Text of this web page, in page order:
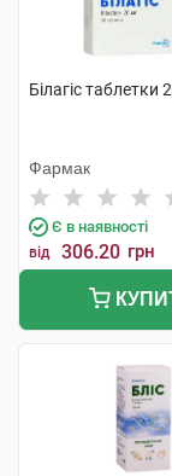
Білагіс таблетки
Фармак
Є в наявності
від 306.20 грн